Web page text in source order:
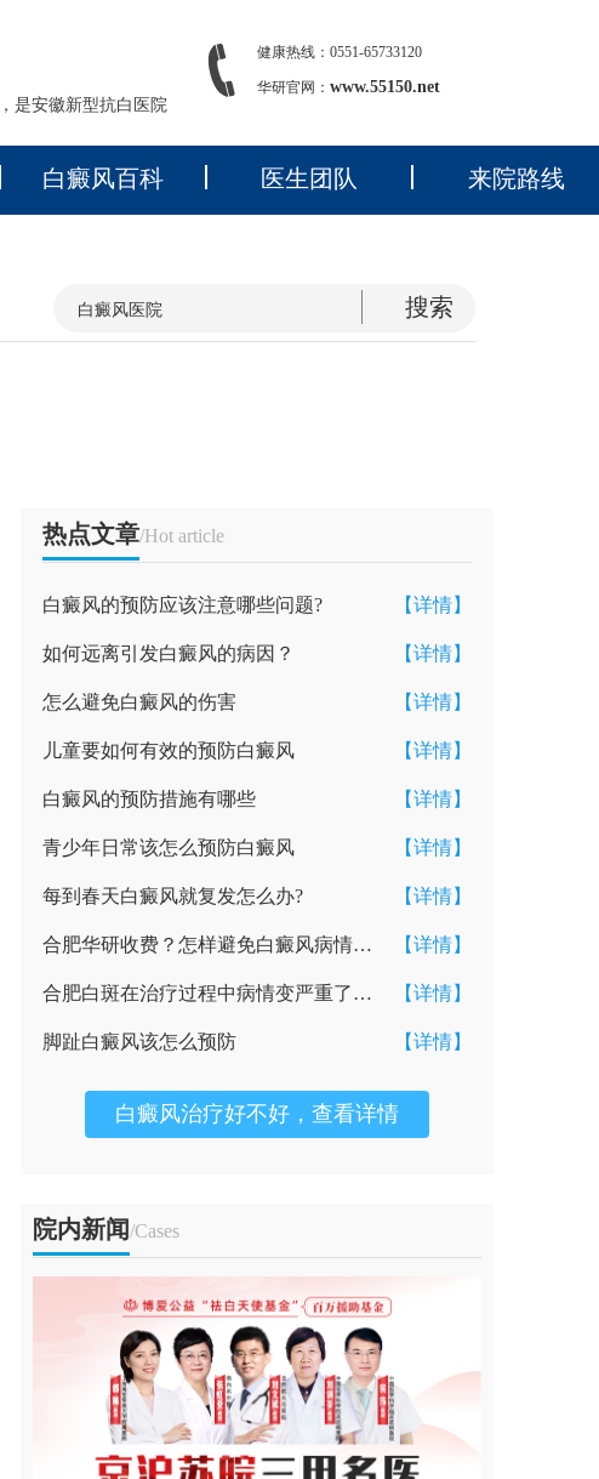
是安徽新型抗白医院
健康热线：0551-65733120
华研官网： www.55150.net
白癜风百科 医生团队 来院路线
热点文章/Hot article
白癜风的预防应该注意哪些问题? 【详情】
如何远离引发白癜风的病因？ 【详情】
怎么避免白癜风的伤害 【详情】
儿童要如何有效的预防白癜风 【详情】
白癜风的预防措施有哪些 【详情】
青少年日常该怎么预防白癜风 【详情】
每到春天白癜风就复发怎么办? 【详情】
合肥华研收费？怎样避免白癜风病情扩散？ 【详情】
合肥白斑在治疗过程中病情变严重了怎么办? 【详情】
脚趾白癜风该怎么预防 【详情】
白癜风治疗好不好，查看详情
院内新闻/Cases
就在这周！白斑免费普查！张虹亚、吴跃申教授在合肥华研白癜风医院会诊！
10月20-22日 安徽省中医院 张虹亚教授、 复旦大学附
属华东医院知名皮肤病专家 吴跃申教授， 联合合肥华研白
癜风医院 刘斌…… [详情]